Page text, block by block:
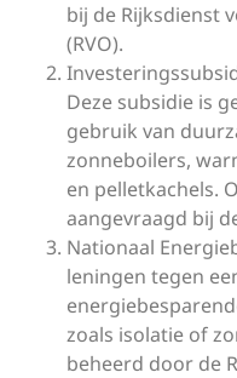
bij de Rijksdienst
(RVO).
Deze subsidie is
gebruik van
zonneboilers,
en pelletkachels.
aangevraagd bij
Nationaal
leningen tegen
zoals isolatie of
beheerd door de